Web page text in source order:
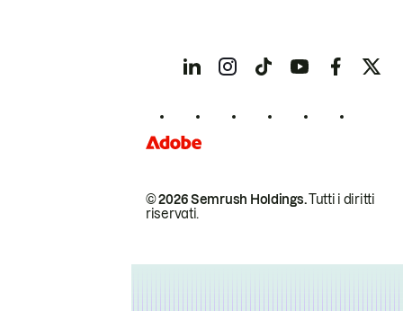
© 2026 Semrush Holdings.Tutti i diritti
riservati.